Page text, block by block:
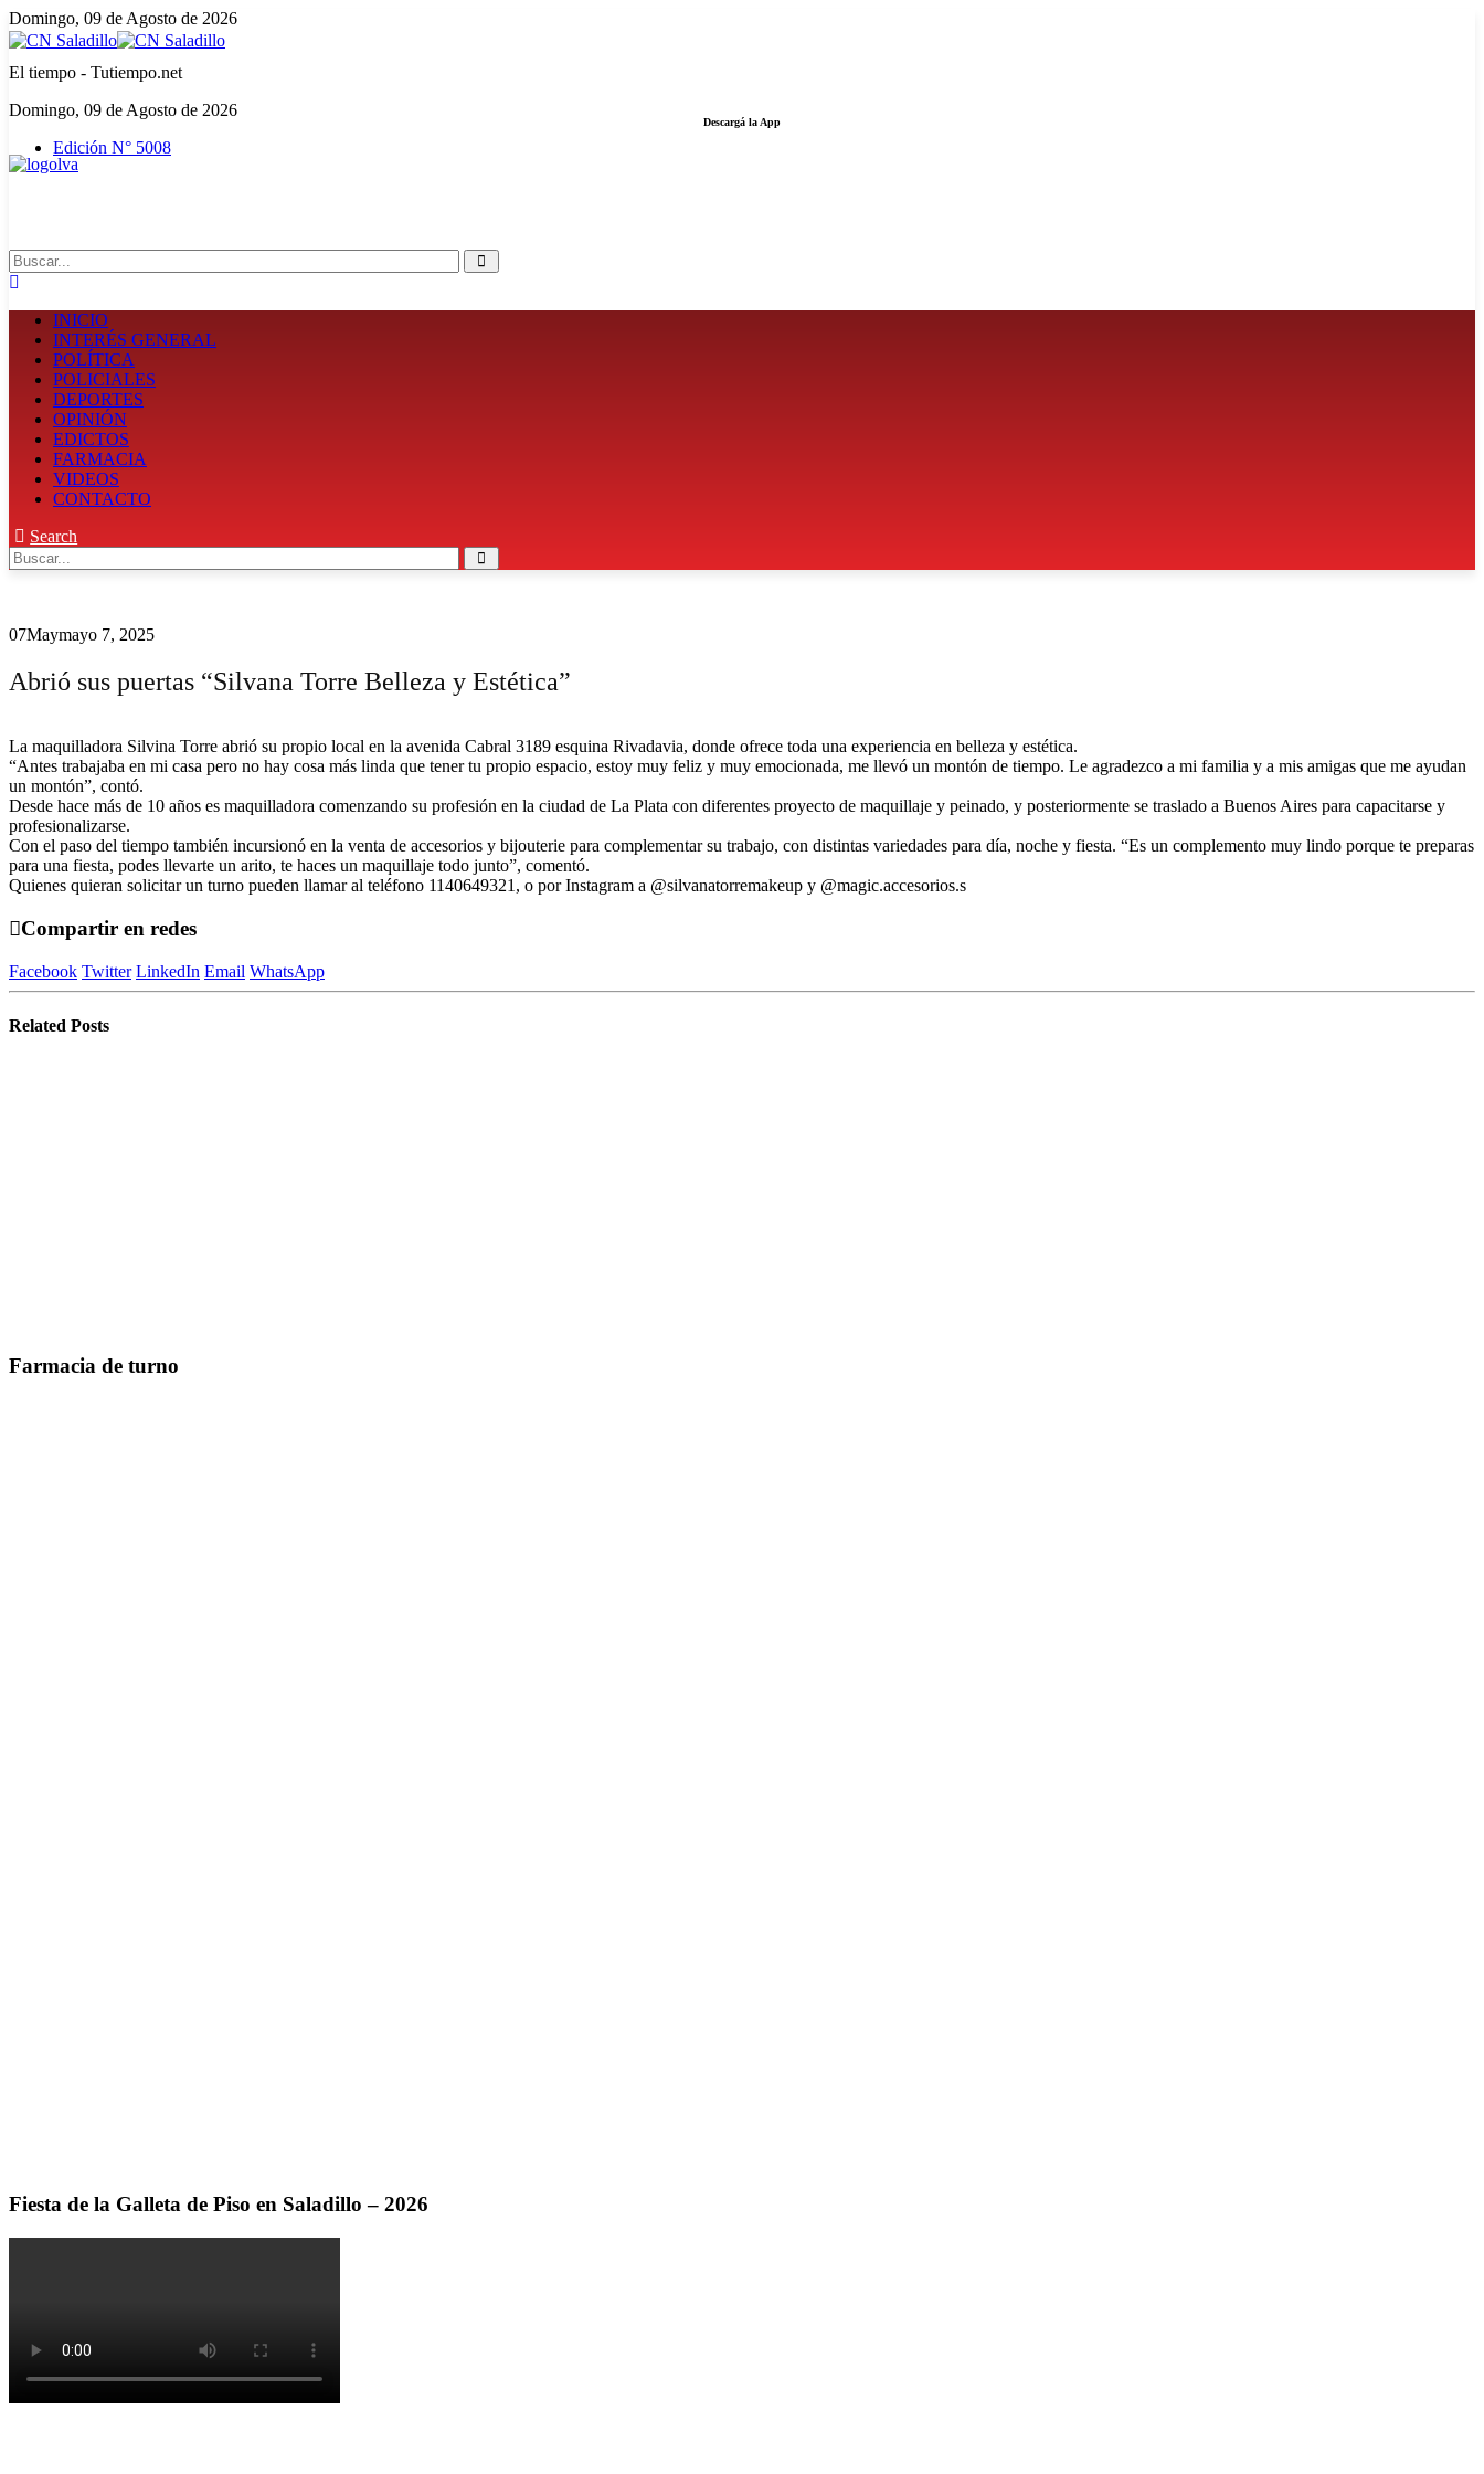
Domingo, 09 de Agosto de 2026
El tiempo - Tutiempo.net
Domingo, 09 de Agosto de 2026
Edición N° 5008
Descargá la App
INICIO
INTERÉS GENERAL
POLÍTICA
POLICIALES
DEPORTES
OPINIÓN
EDICTOS
FARMACIA
VIDEOS
CONTACTO
Search
07Maymayo 7, 2025
Abrió sus puertas “Silvana Torre Belleza y Estética”
La maquilladora Silvina Torre abrió su propio local en la avenida Cabral 3189 esquina Rivadavia, donde ofrece toda una experiencia en belleza y estética.
“Antes trabajaba en mi casa pero no hay cosa más linda que tener tu propio espacio, estoy muy feliz y muy emocionada, me llevó un montón de tiempo. Le agradezco a mi familia y a mis amigas que me ayudan
un montón”, contó.
Desde hace más de 10 años es maquilladora comenzando su profesión en la ciudad de La Plata con diferentes proyecto de maquillaje y peinado, y posteriormente se traslado a Buenos Aires para capacitarse y
profesionalizarse.
Con el paso del tiempo también incursionó en la venta de accesorios y bijouterie para complementar su trabajo, con distintas variedades para día, noche y fiesta. “Es un complemento muy lindo porque te preparas
para una fiesta, podes llevarte un arito, te haces un maquillaje todo junto”, comentó.
Quienes quieran solicitar un turno pueden llamar al teléfono 1140649321, o por Instagram a @silvanatorremakeup y @magic.accesorios.s
Compartir en redes
Facebook Twitter LinkedIn Email WhatsApp
Related Posts
Farmacia de turno
Fiesta de la Galleta de Piso en Saladillo – 2026